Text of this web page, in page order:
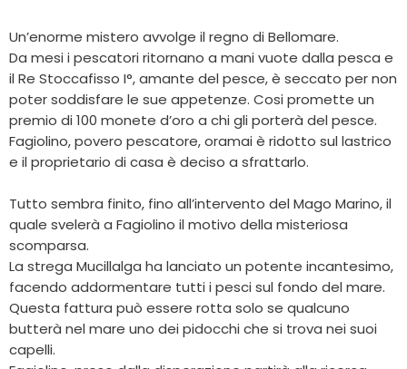
Un’enorme mistero avvolge il regno di Bellomare.
Da mesi i pescatori ritornano a mani vuote dalla pesca e
il Re Stoccafisso I°, amante del pesce, è seccato per non
poter soddisfare le sue appetenze. Cosi promette un
premio di 100 monete d’oro a chi gli porterà del pesce.
Fagiolino, povero pescatore, oramai è ridotto sul lastrico
e il proprietario di casa è deciso a sfrattarlo.
Tutto sembra finito, fino all’intervento del Mago Marino, il
quale svelerà a Fagiolino il motivo della misteriosa
scomparsa.
La strega Mucillalga ha lanciato un potente incantesimo,
facendo addormentare tutti i pesci sul fondo del mare.
Questa fattura può essere rotta solo se qualcuno
butterà nel mare uno dei pidocchi che si trova nei suoi
capelli.